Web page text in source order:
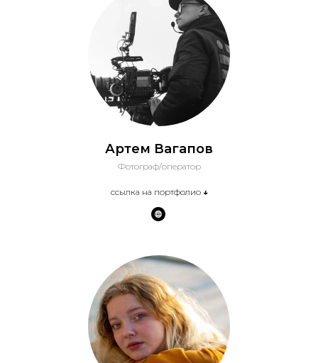
Артем Вагапов
Фотограф/оператор
ссылка на портфолио ↓